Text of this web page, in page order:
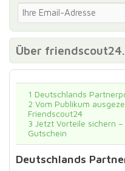
Über
1 Deutschlands
2 Vom Publikum
Friendscout24
3 Jetzt Vorteile sichern
Gutschein
Deutschlands